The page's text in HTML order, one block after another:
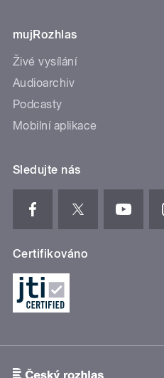
mujRozhlas
Živé vysílání
Audioarchiv
Podcasty
Mobilní aplikace
Sledujte nás
Certifikováno